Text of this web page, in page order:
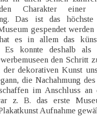
Charakter einer
Das ist das
gespendet
es in allem das
Es konnte deshalb als
den Schritt
der dekorativen Kunst
die Nachahmung
im Anschluss an
z. B. das erste
Aufnahme